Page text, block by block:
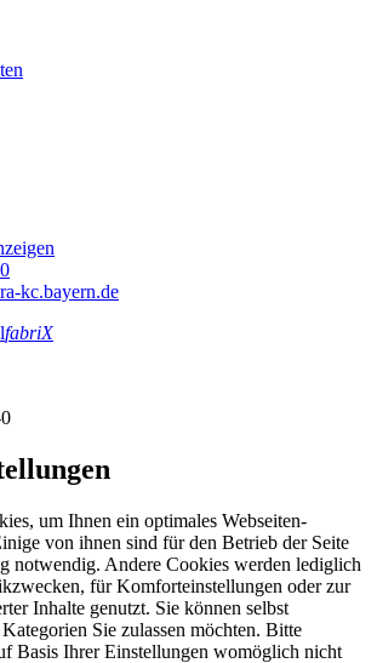
kc.bayern.de
fabriX
um Ihnen ein optimales Webseiten-
von ihnen sind für den Betrieb der Seite
notwendig. Andere Cookies werden lediglich
für Komforteinstellungen oder zur
Inhalte genutzt. Sie können selbst
Sie zulassen möchten. Bitte
Basis Ihrer Einstellungen womöglich nicht